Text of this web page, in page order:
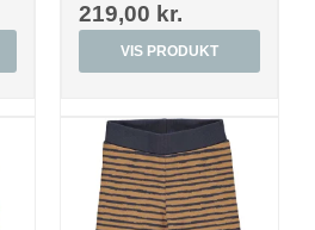
219,00 kr.
VIS PRODUKT